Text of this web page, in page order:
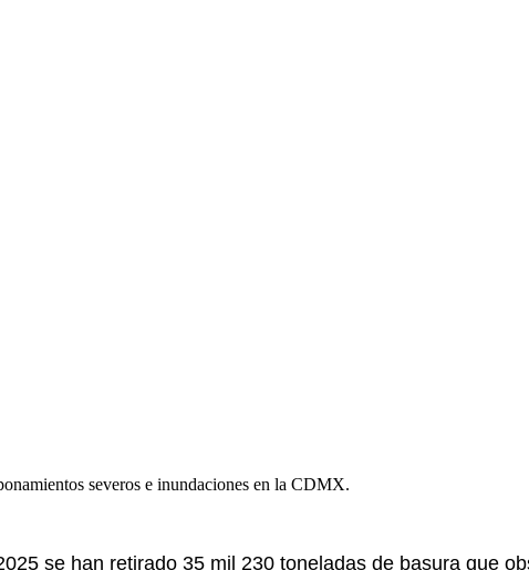
severos e inundaciones en la CDMX.
se han retirado 35 mil 230 toneladas de basura que